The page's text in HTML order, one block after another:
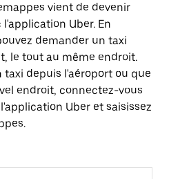
vient de devenir
Uber. En
demander un taxi
le tout au même endroit.
taxi depuis l'aéroport ou que
endroit, connectez-vous
Uber et saisissez